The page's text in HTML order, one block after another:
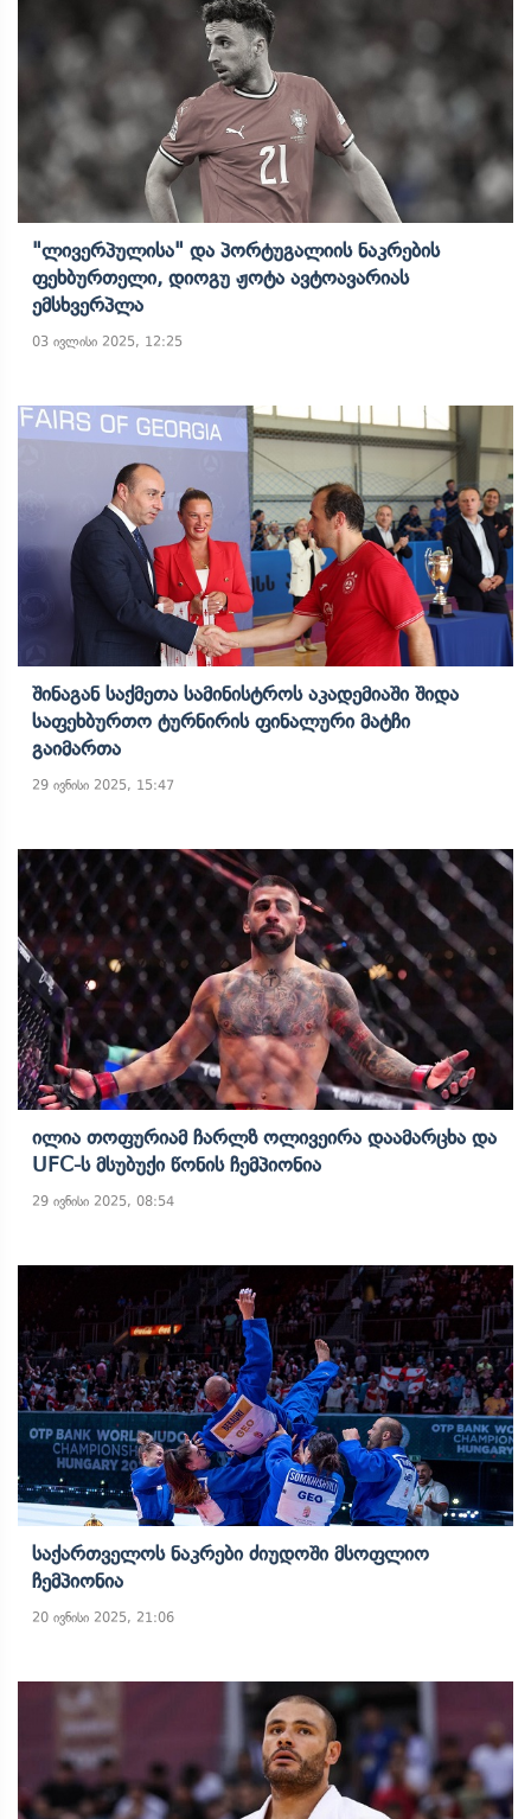
"ლივერპულისა" Და Პორტუგალიის Ნაკრების
Ფეხბურთელი, Დიოგუ Ჟოტა Ავტოავარიას
Ემსხვერპლა
03 ივლისი 2025, 12:25
Შინაგან Საქმეთა Სამინისტროს Აკადემიაში Შიდა
Საფეხბურთო Ტურნირის Ფინალური Მატჩი
Გაიმართა
29 ივნისი 2025, 15:47
Ილია Თოფურიამ Ჩარლზ Ოლივეირა Დაამარცხა Და
UFC-Ს Მსუბუქი Წონის Ჩემპიონია
29 ივნისი 2025, 08:54
Საქართველოს Ნაკრები Ძიუდოში Მსოფლიო
Ჩემპიონია
20 ივნისი 2025, 21:06